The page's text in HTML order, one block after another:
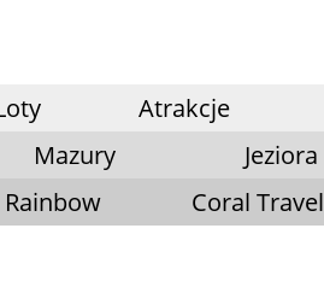
Atrakcje
Mazury Jeziora
Rainbow Coral Travel